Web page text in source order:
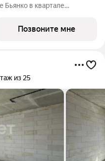
Бьянко в квартале
прогулочный
Позвоните мне
из 25